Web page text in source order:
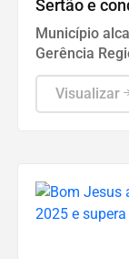
Sertão e
2025
Município
Gerência
quatro
Visualizar